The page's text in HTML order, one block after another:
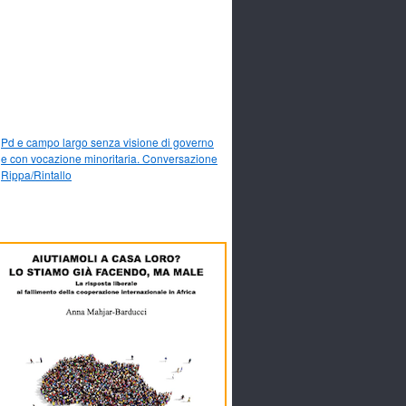
Pd e campo largo senza visione di governo
e con vocazione minoritaria. Conversazione
Rippa/Rintallo